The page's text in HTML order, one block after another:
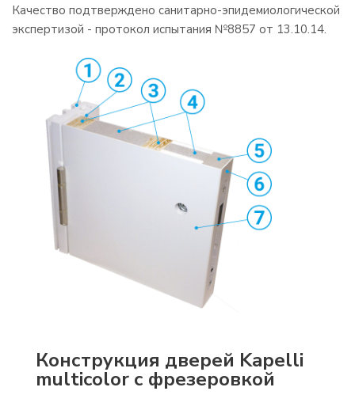
Качество подтверждено санитарно-эпидемиологической
экспертизой - протокол испытания №8857 от 13.10.14.
Конструкция дверей Kapelli
multicolor с фрезеровкой